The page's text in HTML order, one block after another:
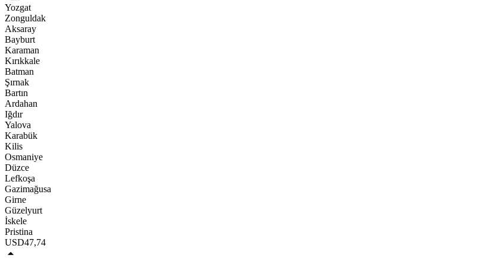
Yozgat
Zonguldak
Aksaray
Bayburt
Karaman
Kırıkkale
Batman
Şırnak
Bartın
Ardahan
Iğdır
Yalova
Karabük
Kilis
Osmaniye
Düzce
Lefkoşa
Gazimağusa
Girne
Güzelyurt
İskele
Pristina
USD47,74